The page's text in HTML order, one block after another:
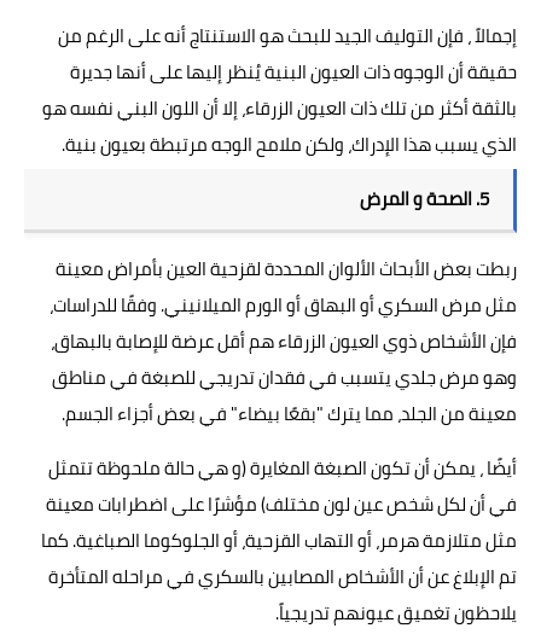
إجمالاً ، فإن التوليف الجيد للبحث هو الاستنتاج أنه على الرغم من
حقيقة أن الوجوه ذات العيون البنية يُنظر إليها على أنها جديرة
بالثقة أكثر من تلك ذات العيون الزرقاء، إلا أن اللون البني نفسه هو
الذي يسبب هذا الإدراك، ولكن ملامح الوجه مرتبطة بعيون بنية.
5. الصحة و المرض
ربطت بعض الأبحاث الألوان المحددة لقزحية العين بأمراض معينة
مثل مرض السكري أو البهاق أو الورم الميلانيني. وفقًا للدراسات،
فإن الأشخاص ذوي العيون الزرقاء هم أقل عرضة للإصابة بالبهاق،
وهو مرض جلدي يتسبب في فقدان تدريجي للصبغة في مناطق
معينة من الجلد، مما يترك "بقعًا بيضاء" في بعض أجزاء الجسم.
أيضًا ، يمكن أن تكون الصبغة المغايرة (و هي حالة ملحوظة تتمثل
في أن لكل شخص عين لون مختلف) مؤشرًا على اضطرابات معينة
مثل متلازمة هرمر، أو التهاب القزحية، أو الجلوكوما الصباغية. كما
تم الإبلاغ عن أن الأشخاص المصابين بالسكري في مراحله المتأخرة
يلاحظون تغميق عيونهم تدريجياً.